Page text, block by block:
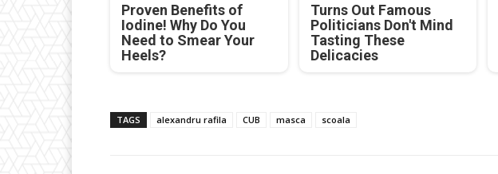
Proven Benefits of
Iodine! Why Do You
Need to Smear Your
Heels?
Turns Out Famous
Politicians Don't Mind
Tasting These
Delicacies
TAGS alexandru rafila CUB masca scoala